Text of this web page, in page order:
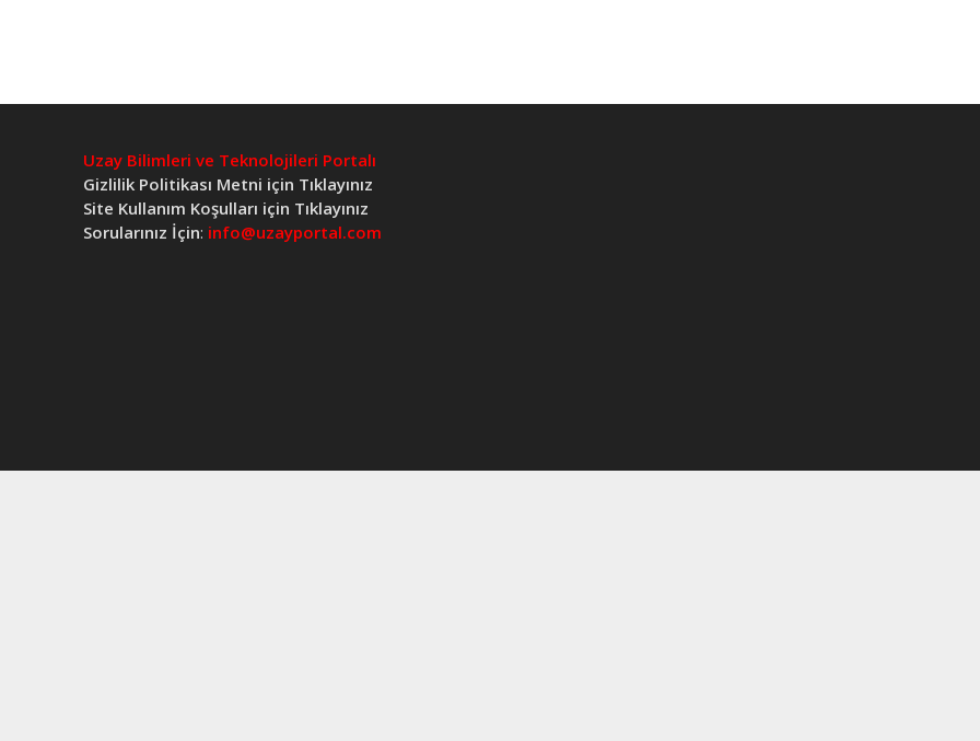
Uzay Bilimleri ve Teknolojileri Portalı
Gizlilik Politikası Metni için Tıklayınız
Site Kullanım Koşulları için Tıklayınız
Sorularınız İçin: info@uzayportal.com